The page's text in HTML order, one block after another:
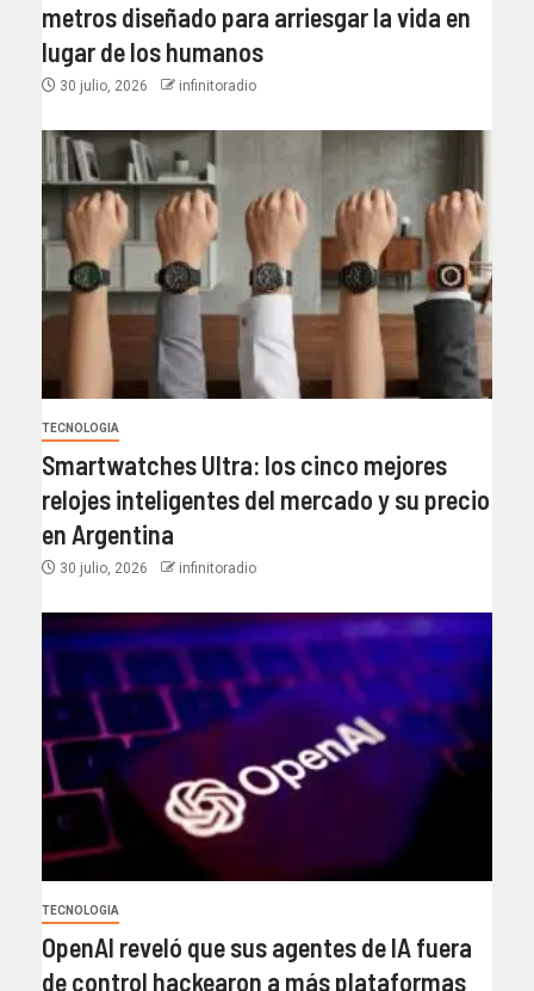
metros diseñado para arriesgar la vida en
lugar de los humanos
30 julio, 2026 infinitoradio
TECNOLOGIA
Smartwatches Ultra: los cinco mejores
relojes inteligentes del mercado y su precio
en Argentina
30 julio, 2026 infinitoradio
TECNOLOGIA
OpenAI reveló que sus agentes de IA fuera
de control hackearon a más plataformas